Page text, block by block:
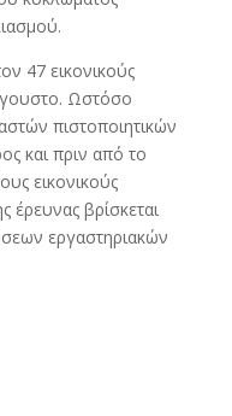
47 εικονικούς
Ωστόσο
πιστοποιητικών
και πριν από το
εικονικούς
έρευνας βρίσκεται
εργαστηριακών